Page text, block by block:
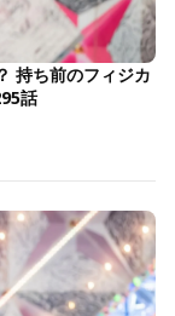
持ち前のフィジカ
話